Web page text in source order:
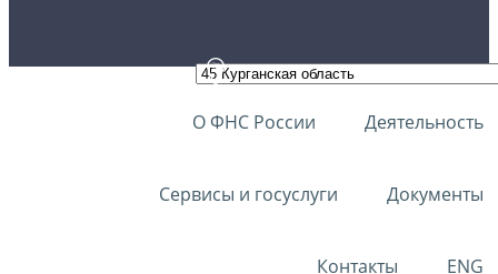
О ФНС России Деятельность
Сервисы и госуслуги Документы
Контакты ENG